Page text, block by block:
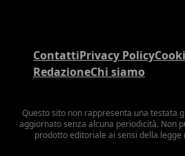
ContattiPrivacy Policy
RedazioneChi siamo
Questo sito non rappresenta una testata
aggiornato senza alcuna periodicità. Non
prodotto editoriale ai sensi della legge